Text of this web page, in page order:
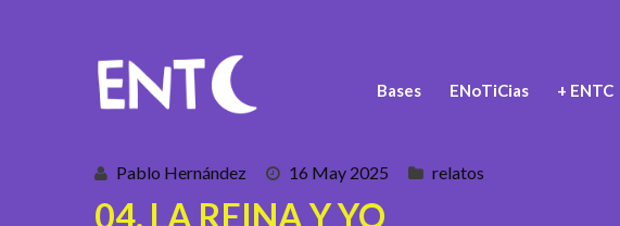
Bases ENoTiCias + ENTC
Pablo Hernández 16 May 2025 relatos
04. LA REINA Y YO